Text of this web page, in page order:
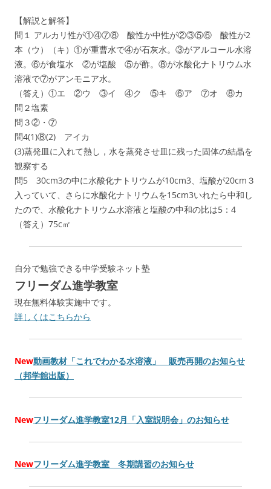
【解説と解答】
問１ アルカリ性が①④⑦⑧ 酸性か中性が②③⑤⑥ 酸性が2
本（ウ）（キ）①が重曹水で④が石灰水。③がアルコール水溶
液。⑥が食塩水 ②が塩酸 ⑤が酢。⑧が水酸化ナトリウム水
溶液で⑦がアンモニア水。
（答え）①エ ②ウ ③イ ④ク ⑤キ ⑥ア ⑦オ ⑧カ
問２塩素
問３②・⑦
問4(1)⑧(2) アイカ
(3)蒸発皿に入れて熱し，水を蒸発させ皿に残った固体の結晶を
観察する
問5 30cm3の中に水酸化ナトリウムが10cm3、塩酸が20cm３
入っていて、さらに水酸化ナトリウムを15cm3いれたら中和し
たので、水酸化ナトリウム水溶液と塩酸の中和の比は5：4
（答え）75c㎡
自分で勉強できる中学受験ネット塾
フリーダム進学教室
現在無料体験実施中です。
詳しくはこちらから
New動画教材「これでわかる水溶液」 販売再開のお知らせ
（邦学館出版）
Newフリーダム進学教室12月「入室説明会」のお知らせ
Newフリーダム進学教室 冬期講習のお知らせ